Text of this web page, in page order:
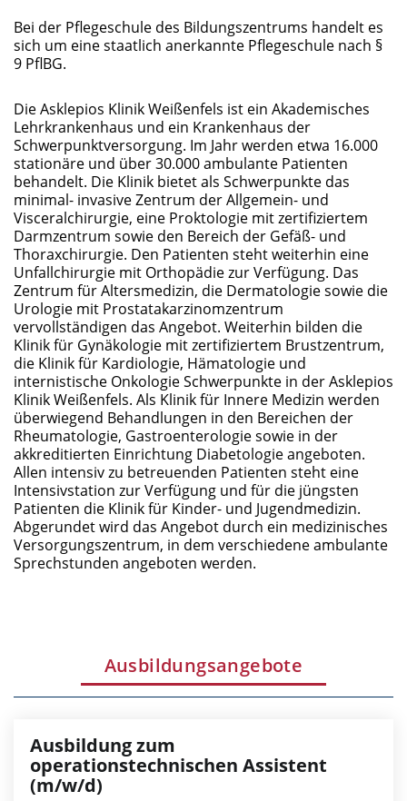
Bei der Pflegeschule des Bildungszentrums handelt es
sich um eine staatlich anerkannte Pflegeschule nach §
9 PflBG.
Die Asklepios Klinik Weißenfels ist ein Akademisches
Lehrkrankenhaus und ein Krankenhaus der
Schwerpunktversorgung. Im Jahr werden etwa 16.000
stationäre und über 30.000 ambulante Patienten
behandelt. Die Klinik bietet als Schwerpunkte das
minimal- invasive Zentrum der Allgemein- und
Visceralchirurgie, eine Proktologie mit zertifiziertem
Darmzentrum sowie den Bereich der Gefäß- und
Thoraxchirurgie. Den Patienten steht weiterhin eine
Unfallchirurgie mit Orthopädie zur Verfügung. Das
Zentrum für Altersmedizin, die Dermatologie sowie die
Urologie mit Prostatakarzinomzentrum
vervollständigen das Angebot. Weiterhin bilden die
Klinik für Gynäkologie mit zertifiziertem Brustzentrum,
die Klinik für Kardiologie, Hämatologie und
internistische Onkologie Schwerpunkte in der Asklepios
Klinik Weißenfels. Als Klinik für Innere Medizin werden
überwiegend Behandlungen in den Bereichen der
Rheumatologie, Gastroenterologie sowie in der
akkreditierten Einrichtung Diabetologie angeboten.
Allen intensiv zu betreuenden Patienten steht eine
Intensivstation zur Verfügung und für die jüngsten
Patienten die Klinik für Kinder- und Jugendmedizin.
Abgerundet wird das Angebot durch ein medizinisches
Versorgungszentrum, in dem verschiedene ambulante
Sprechstunden angeboten werden.
Ausbildungsangebote
Ausbildung zum
operationstechnischen Assistent
(m/w/d)